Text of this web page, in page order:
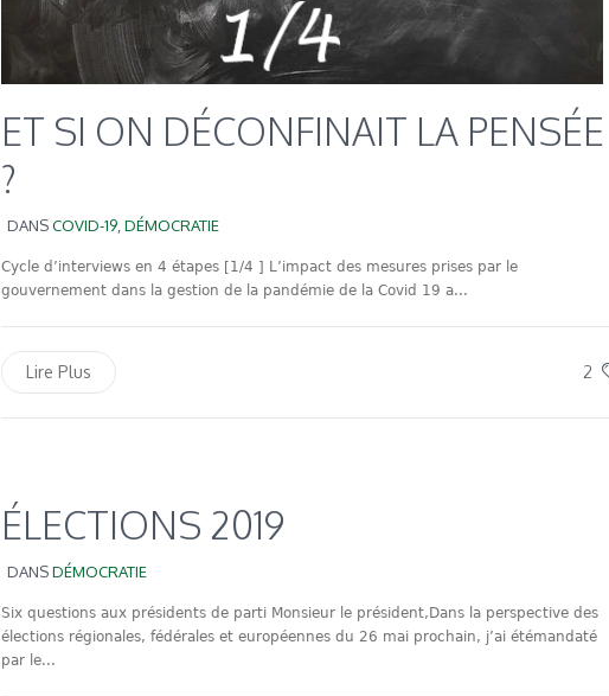
ET SI ON DÉCONFINAIT LA PENSÉE
?
DANSCOVID-19 DÉMOCRATIE
Cycle d’interviews en 4 étapes [1/4 ] L’impact des mesures prises par le
gouvernement dans la gestion de la pandémie de la Covid 19 a...
2
Lire Plus
ÉLECTIONS 2019
DANSDÉMOCRATIE
Six questions aux présidents de parti Monsieur le président,Dans la perspective des
élections régionales, fédérales et européennes du 26 mai prochain, j’ai étémandaté
par le...